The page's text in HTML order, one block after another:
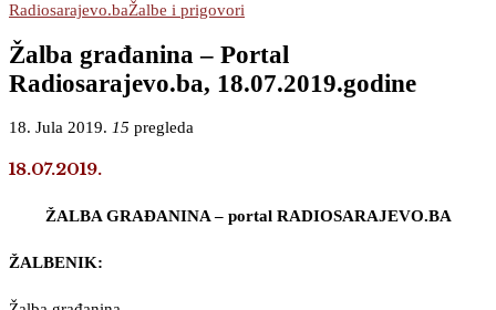
Radiosarajevo.baŽalbe i prigovori
Žalba građanina – Portal
Radiosarajevo.ba, 18.07.2019.godine
18. Jula 2019. 15 pregleda
18.07.2019.
ŽALBA GRAĐANINA – portal RADIOSARAJEVO.BA
ŽALBENIK: